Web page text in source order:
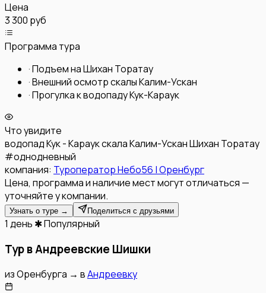
Цена
3 300 руб
Программа тура
·Подъем на Шихан Торатау
·Внешний осмотр скалы Калим-Ускан
·Прогулка к водопаду Кук-Караук
Что увидите
водопад Кук - Караукскала Калим-УсканШихан Торатау
#однодневный
компания: Туроператор Небо56 | Оренбург
Цена, программа и наличие мест могут отличаться —
уточняйте у компании.
Узнать о туре → Поделиться с друзьями
1 день ✱ Популярный
Тур в Андреевские Шишки
изОренбурга → вАндреевку